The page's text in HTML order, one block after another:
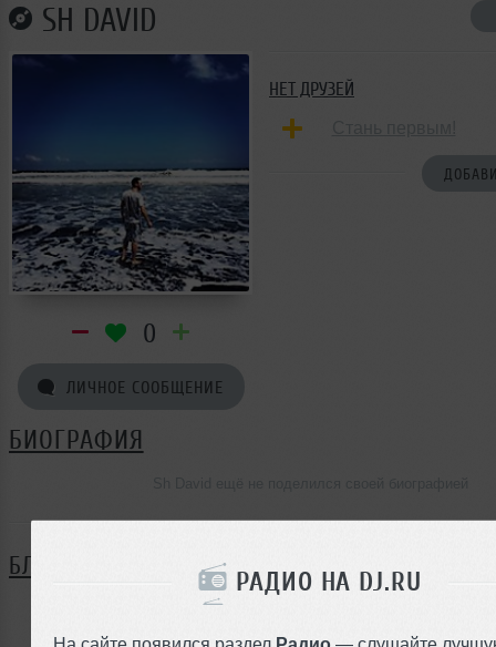
РАДИО НА DJ.RU
На сайте появился раздел Радио — слушайте
SH DAVID
0
ЛИЧНОЕ СООБЩЕНИЕ
НЕТ ДРУЗЕЙ
БИОГРАФИЯ
БЛОГ